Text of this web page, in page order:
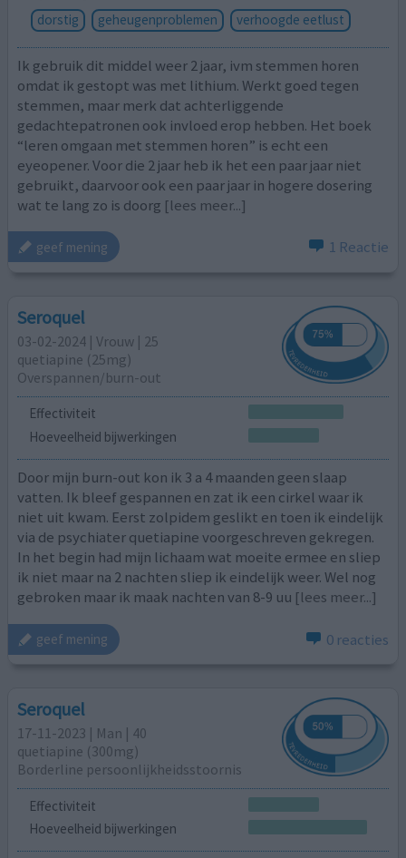
dorstig
geheugenproblemen verhoogde eetlust
Ik gebruik dit middel weer 2 jaar, ivm stemmen horen
omdat ik gestopt was met lithium. Werkt goed tegen
stemmen, maar merk dat achterliggende
gedachtepatronen ook invloed erop hebben. Het boek
“leren omgaan met stemmen horen” is echt een
eyeopener. Voor die 2 jaar heb ik het een paar jaar niet
gebruikt, daarvoor ook een paar jaar in hogere dosering
wat te lang zo is doorg [lees meer...]
geef mening 1 Reactie
Seroquel
03-02-2024 | Vrouw | 25
quetiapine (25mg)
Overspannen/burn-out
Effectiviteit
Hoeveelheid bijwerkingen
Door mijn burn-out kon ik 3 a 4 maanden geen slaap
vatten. Ik bleef gespannen en zat ik een cirkel waar ik
niet uit kwam. Eerst zolpidem geslikt en toen ik eindelijk
via de psychiater quetiapine voorgeschreven gekregen.
In het begin had mijn lichaam wat moeite ermee en sliep
ik niet maar na 2 nachten sliep ik eindelijk weer. Wel nog
gebroken maar ik maak nachten van 8-9 uu [lees meer...]
geef mening 0 reacties
Seroquel
17-11-2023 | Man | 40
quetiapine (300mg)
Borderline persoonlijkheidsstoornis
Effectiviteit
Hoeveelheid bijwerkingen